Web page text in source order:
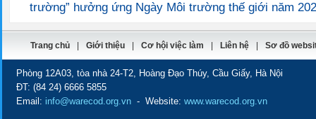
trường” hưởng ứng Ngày Môi trường thế giới năm
Trang chủ Giới thiệu Cơ hội việc làm Liên hệ Sơ đồ
Phòng 12A03, tòa nhà 24-T2, Hoàng Đạo Thúy, Cầu Giấy, Hà Nội
ĐT: (84 24) 6666 5855
Email: info@warecod.org.vn - Website: www.warecod.org.vn